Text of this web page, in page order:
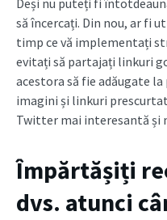
Deși nu puteți fi
să încercați. Din nou, ar fi
timp ce vă implementați
evitați să partajați linkuri
acestora să fie adăugate
imagini și linkuri
Twitter mai interesantă și
Împărtășiți
dvs. atunci